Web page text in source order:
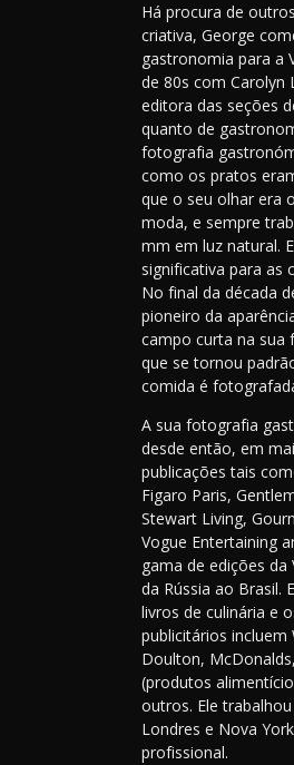
Há procura de
criativa, George
gastronomia para a
de 80s com Carolyn
editora das seções
quanto de
fotografia
como os pratos
que o seu olhar era
moda, e sempre
mm em luz natural.
significativa para as
No final da década
pioneiro da
campo curta na
que se tornou
comida é
A sua fotografia
desde então, em
publicações tais
Figaro Paris,
Stewart Living,
Vogue Entertaining
gama de edições
da Rússia ao Brasil.
livros de culinária e
publicitários incluem
Doulton,
(produtos
outros. Ele
Londres e Nova
profissional.